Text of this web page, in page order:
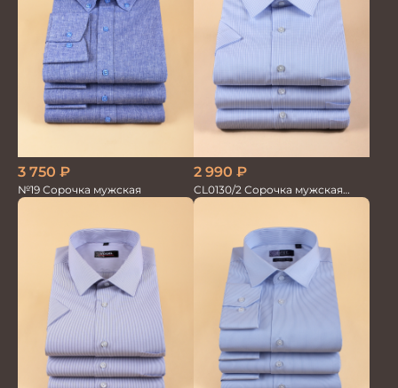
3 750 ₽
№19 Сорочка мужская
2 990 ₽
CL0130/2 Сорочка мужская
кор.рукав